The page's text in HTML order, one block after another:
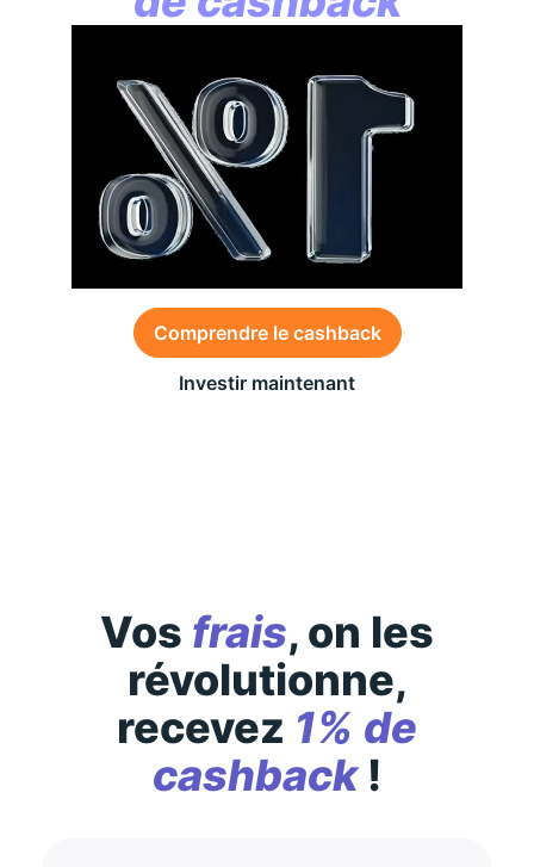
Comprendre le cashback
Investir maintenant
Vos frais, on les
révolutionne,
recevez 1% de
cashback!